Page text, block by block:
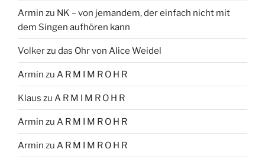
Armin zu NK – von jemandem, der einfach nicht mit
dem Singen aufhören kann
Volkerzu das Ohr von Alice Weidel
Armin zu A R M I M R O H R
Klaus zu A R M I M R O H R
Armin zu A R M I M R O H R
Armin zu A R M I M R O H R